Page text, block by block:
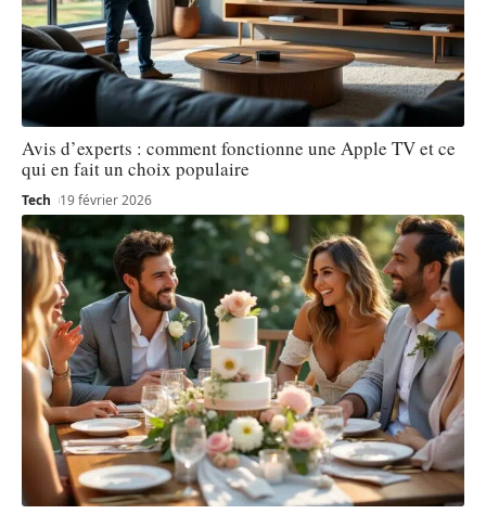
Avis d’experts : comment fonctionne une Apple TV et ce
qui en fait un choix populaire
Tech 19 février 2026